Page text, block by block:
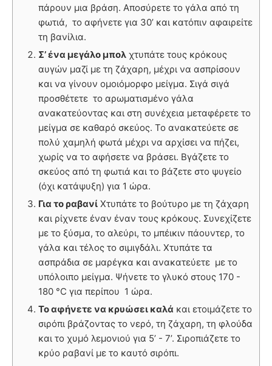
πάρουν μια βράση. Αποσύρετε το γάλα από τη
φωτιά, το αφήνετε για 30’ και κατόπιν αφαιρείτε
τη βανίλια.
Σ’ ένα μεγάλο μπολ χτυπάτε τους κρόκους
αυγών μαζί με τη ζάχαρη, μέχρι να ασπρίσουν
και να γίνουν ομοιόμορφο μείγμα. Σιγά σιγά
προσθέτετε το αρωματισμένο γάλα
ανακατεύοντας και στη συνέχεια μεταφέρετε το
μείγμα σε καθαρό σκεύος. Το ανακατεύετε σε
πολύ χαμηλή φωτά μέχρι να αρχίσει να πήζει,
χωρίς να το αφήσετε να βράσει. Βγάζετε το
σκεύος από τη φωτιά και το βάζετε στο ψυγείο
(όχι κατάψυξη) για 1 ώρα.
Για το ραβανί Χτυπάτε το βούτυρο με τη ζάχαρη
και ρίχνετε έναν έναν τους κρόκους. Συνεχίζετε
με το ξύσμα, το αλεύρι, το μπέικιν πάουντερ, το
γάλα και τέλος το σιμιγδάλι. Χτυπάτε τα
ασπράδια σε μαρέγκα και ανακατεύετε με το
υπόλοιπο μείγμα. Ψήνετε το γλυκό στους 170 -
180 °C για περίπου 1 ώρα.
Το αφήνετε να κρυώσει καλά και ετοιμάζετε το
σιρόπι βράζοντας το νερό, τη ζάχαρη, τη φλούδα
και το χυμό λεμονιού για 5’ - 7’. Σιροπιάζετε το
κρύο ραβανί με το καυτό σιρόπι.